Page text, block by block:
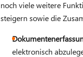
noch viele weitere
steigern sowie die
elektronisch